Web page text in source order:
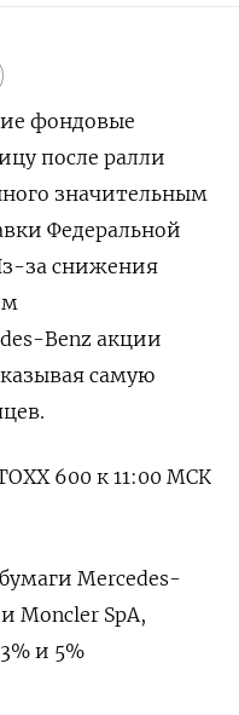
фондовые
после ралли
значительным
Федеральной
за снижения
Benz акции
самую
600 к 11:00 МСК
Mercedes-
Moncler SpA,
и 5%